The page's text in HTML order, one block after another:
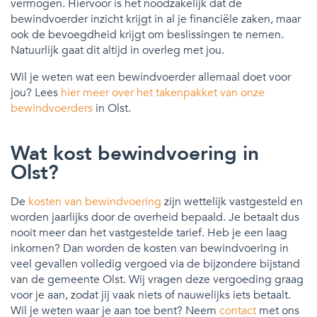
vermogen. Hiervoor is het noodzakelijk dat de
bewindvoerder inzicht krijgt in al je financiële zaken, maar
ook de bevoegdheid krijgt om beslissingen te nemen.
Natuurlijk gaat dit altijd in overleg met jou.
Wil je weten wat een bewindvoerder allemaal doet voor
jou? Lees hier meer over het takenpakket van onze
bewindvoerders in Olst.
Wat kost bewindvoering in
Olst?
De kosten van bewindvoering zijn wettelijk vastgesteld en
worden jaarlijks door de overheid bepaald. Je betaalt dus
nooit meer dan het vastgestelde tarief. Heb je een laag
inkomen? Dan worden de kosten van bewindvoering in
veel gevallen volledig vergoed via de bijzondere bijstand
van de gemeente Olst. Wij vragen deze vergoeding graag
voor je aan, zodat jij vaak niets of nauwelijks iets betaalt.
Wil je weten waar je aan toe bent? Neem contact met ons